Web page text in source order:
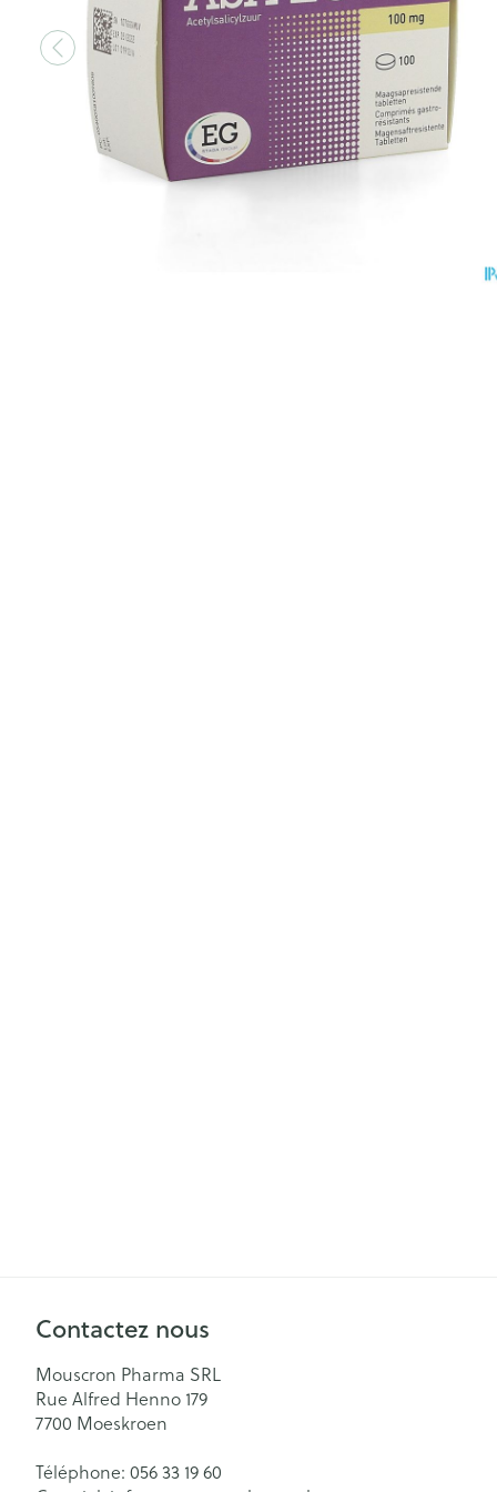
Contactez nous
Mouscron Pharma SRL
Rue Alfred Henno 179
7700 Moeskroen
Téléphone: 056 33 19 60